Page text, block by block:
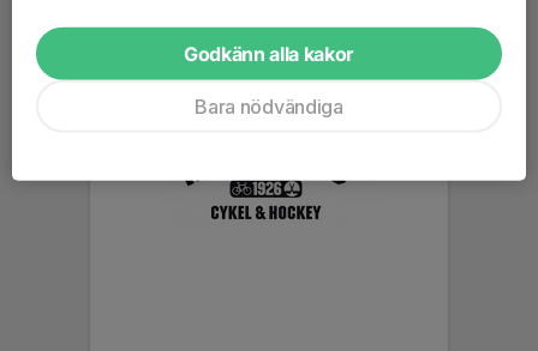
Godkänn alla kakor
Bara nödvändiga